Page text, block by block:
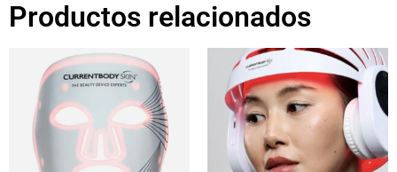
Productos relacionados